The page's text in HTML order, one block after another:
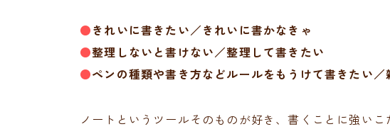
●きれいに書きたい／きれいに書かなきゃ
●整理しないと書けない／整理して書きたい
●ペンの種類や書き方などルールをもうけて書きたい／
ノートというツールそのものが好き、書くことに強い